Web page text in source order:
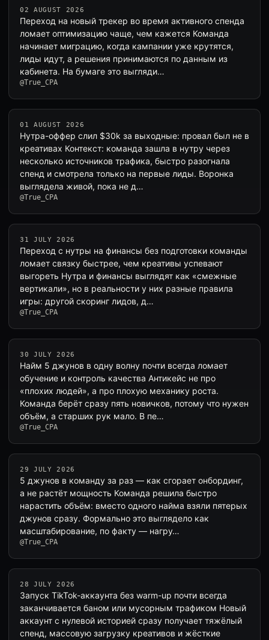
02 AUGUST 2026
Переход на новый трекер во время активного спенда
ломает оптимизацию чаще, чем кажется Команда
начинает миграцию, когда кампании уже крутятся,
лиды идут, а решения принимаются по данным из
кабинета. На бумаге это выгляди…
@True_CPA
01 AUGUST 2026
Нутра-оффер слил $30k за выходные: провал был не в
креативах Контекст: команда зашла в нутру через
несколько источников трафика, быстро разогнала
спенд и смотрела только на первые лиды. Воронка
выглядела живой, пока не д…
@True_CPA
31 JULY 2026
Переход с нутры на финансы без подготовки команды
ломает связку быстрее, чем креативы успевают
выгореть Нутра и финансы выглядят как «смежные
вертикали», но в реальности у них разные правила
игры: другой скоринг лидов, д…
@True_CPA
30 JULY 2026
Найм 5 джунов в одну волну почти всегда ломает
обучение и контроль качества Антикейс не про
«плохих людей», а про плохую механику роста.
Команда берёт сразу пять новичков, потому что нужен
объём, а старших рук мало. В пе…
@True_CPA
29 JULY 2026
5 джунов в команду за раз — как сгорает онбординг,
а не растёт мощность Команда решила быстро
нарастить объём: вместо одного найма взяли пятерых
джунов сразу. Формально это выглядело как
масштабирование, по факту — нагру…
@True_CPA
28 JULY 2026
Запуск TikTok-аккаунта без warm-up почти всегда
заканчивается баном или мусорным трафиком Новый
аккаунт с нулевой историей сразу получает тяжёлый
спенд, массовую загрузку креативов и жёсткие